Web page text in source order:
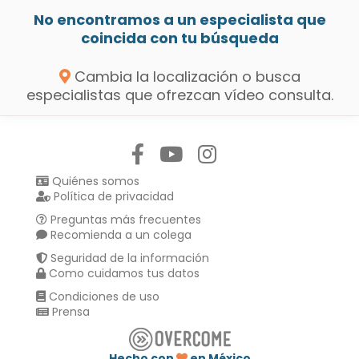
No encontramos a un especialista que
coincida con tu búsqueda
Cambia la localización o busca
especialistas que ofrezcan vídeo consulta.
Quiénes somos
Política de privacidad
Preguntas más frecuentes
Recomienda a un colega
Seguridad de la información
Como cuidamos tus datos
Condiciones de uso
Prensa